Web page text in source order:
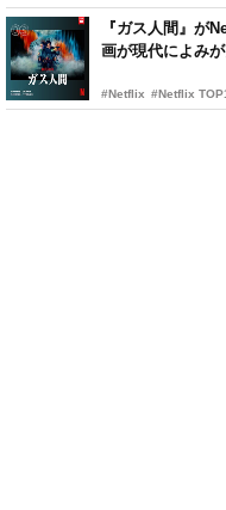
『ガス人間』が
画が現代によみが
#Netflix #Netflix